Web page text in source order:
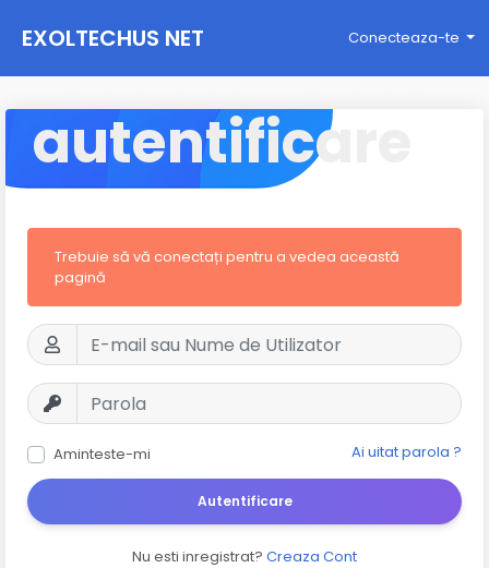
EXOLTECHUS NET
WORK
Conecteaza-te
autentificare
Trebuie să vă conectați pentru a vedea această
pagină
Aminteste-mi Ai uitat parola ?
Autentificare
Nu esti inregistrat? Creaza Cont